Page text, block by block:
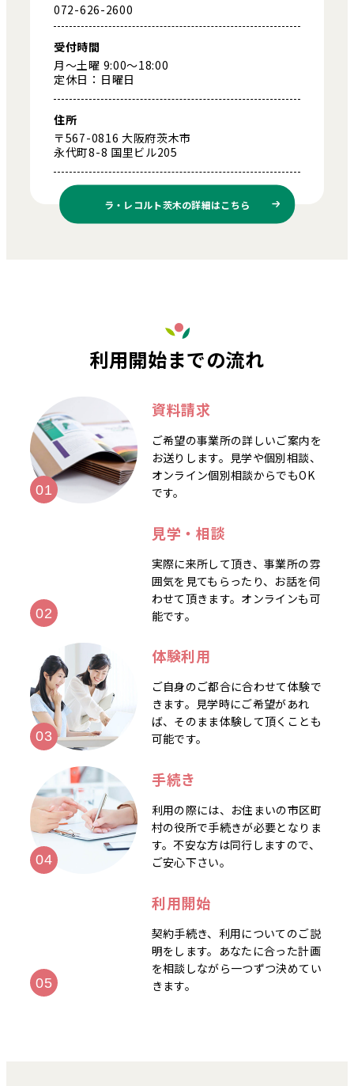
072-626-2600
受付時間
月～土曜 9:00～18:00
定休日：日曜日
住所
〒567-0816 大阪府茨木市
永代町8-8 国里ビル205
ラ・レコルト茨木の詳細はこちら
利用開始までの流れ
資料請求
ご希望の事業所の詳しいご案内を
お送りします。見学や個別相談、
オンライン個別相談からでもOK
です。
見学・相談
実際に来所して頂き、事業所の雰
囲気を見てもらったり、お話を伺
わせて頂きます。オンラインも可
能です。
体験利用
ご自身のご都合に合わせて体験で
きます。見学時にご希望があれ
ば、そのまま体験して頂くことも
可能です。
手続き
利用の際には、お住まいの市区町
村の役所で手続きが必要となりま
す。不安な方は同行しますので、
ご安心下さい。
利用開始
契約手続き、利用についてのご説
明をします。あなたに合った計画
を相談しながら一つずつ決めてい
きます。